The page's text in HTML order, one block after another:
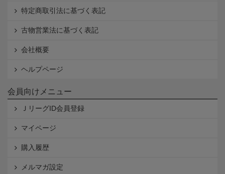
特定商取引法に基づく表記
古物営業法に基づく表記
会社概要
ヘルプページ
会員向けメニュー
ＪリーグID会員登録
マイページ
購入履歴
メルマガ設定